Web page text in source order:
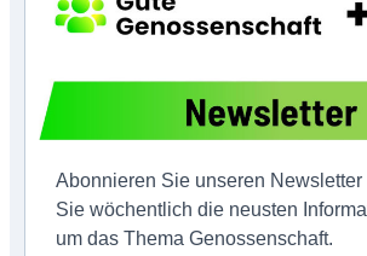
Abonnieren Sie unseren Newsletter
Sie wöchentlich die neusten
um das Thema Genossenschaft.